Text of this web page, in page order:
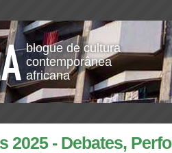
blogue de cultura
contemporânea
africana
2025 - Debates,